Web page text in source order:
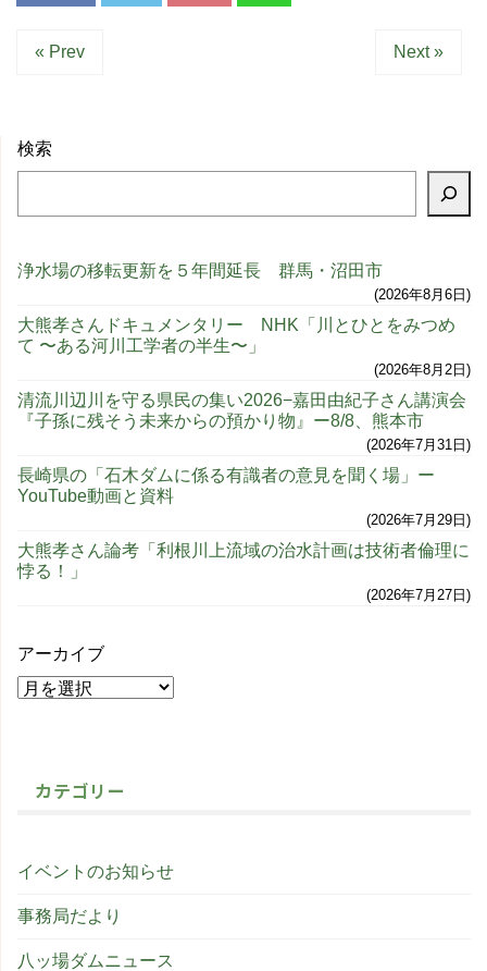
« Prev Next »
検索
浄水場の移転更新を５年間延長 群馬・沼田市
2026年8月6日
大熊孝さんドキュメンタリー NHK「川とひとをみつめ
て 〜ある河川工学者の半生〜」
2026年8月2日
清流川辺川を守る県民の集い2026−嘉田由紀子さん講演会
『子孫に残そう未来からの預かり物』ー8/8、熊本市
2026年7月31日
長崎県の「石木ダムに係る有識者の意見を聞く場」ー
YouTube動画と資料
2026年7月29日
大熊孝さん論考「利根川上流域の治水計画は技術者倫理に
悖る！」
2026年7月27日
アーカイブ
カテゴリー
イベントのお知らせ
事務局だより
八ッ場ダムニュース